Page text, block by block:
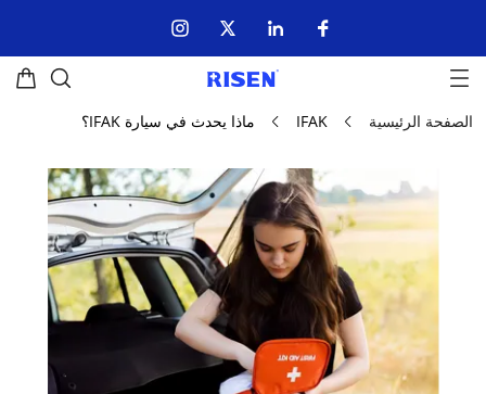
الصفحة الرئيسية IFAK ماذا يحدث في سيارة IFAK؟